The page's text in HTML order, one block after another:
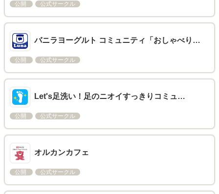
公開 公式サークル
バニラヨーグルト コミュニティ「おしゃべり…
公開 公式サークル
Let's足洗い！足のニオイすっきりコミュ…
公開 公式サークル
オルカンカフェ
公開 公式サークル